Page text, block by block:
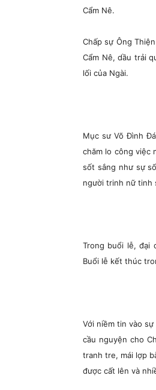
Cẩm Nê.
Chấp sự Ông
Cẩm Nê, dầu trải
lối của Ngài.
Mục sư Võ Đình
chăm lo công việc
sốt sắng như sự
người trinh nữ tinh
Trong buổi lễ, đại
Buổi lễ kết thúc
Với niềm tin vào
cầu nguyện cho
tranh tre, mái lợp
được cất lên và